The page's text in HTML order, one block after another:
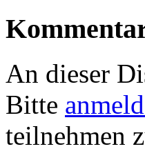
An dieser
Bitte
teilnehmen